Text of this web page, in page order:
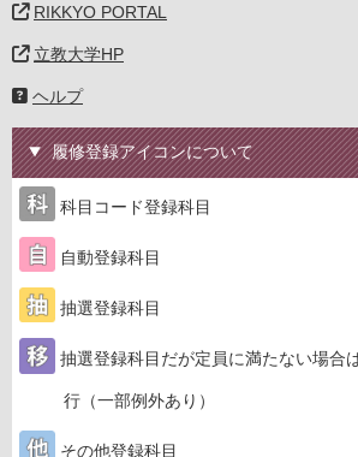
RIKKYO PORTAL
立教大学HP
ヘルプ
履修登録アイコンについて
科目コード登録科目
自動登録科目
抽選登録科目
抽選登録科目だが定員に満たない場合
行（一部例外あり）
その他登録科目